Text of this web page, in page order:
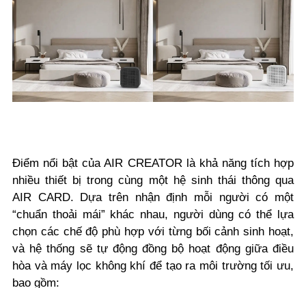
Điểm nổi bật của AIR CREATOR là khả năng tích hợp
nhiều thiết bị trong cùng một hệ sinh thái thông qua
AIR CARD. Dựa trên nhận định mỗi người có một
“chuẩn thoải mái” khác nhau, người dùng có thể lựa
chọn các chế độ phù hợp với từng bối cảnh sinh hoạt,
và hệ thống sẽ tự động đồng bộ hoạt động giữa điều
hòa và máy lọc không khí để tạo ra môi trường tối ưu,
bao gồm: